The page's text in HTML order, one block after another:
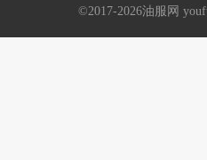
©2017-2026油服网